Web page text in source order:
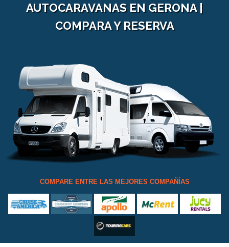
AUTOCARAVANAS EN GERONA |
COMPARA Y RESERVA
COMPARE ENTRE LAS MEJORES COMPAÑÍAS